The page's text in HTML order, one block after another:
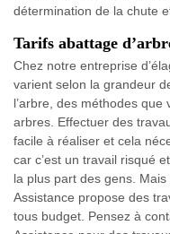
détermination de la chute
Tarifs abattage
Chez notre entreprise
varient selon la grandeur
l’arbre, des méthodes que
arbres. Effectuer des
facile à réaliser et cela
car c’est un travail risqué
la plus part des gens.
Assistance propose des
tous budget. Pensez à